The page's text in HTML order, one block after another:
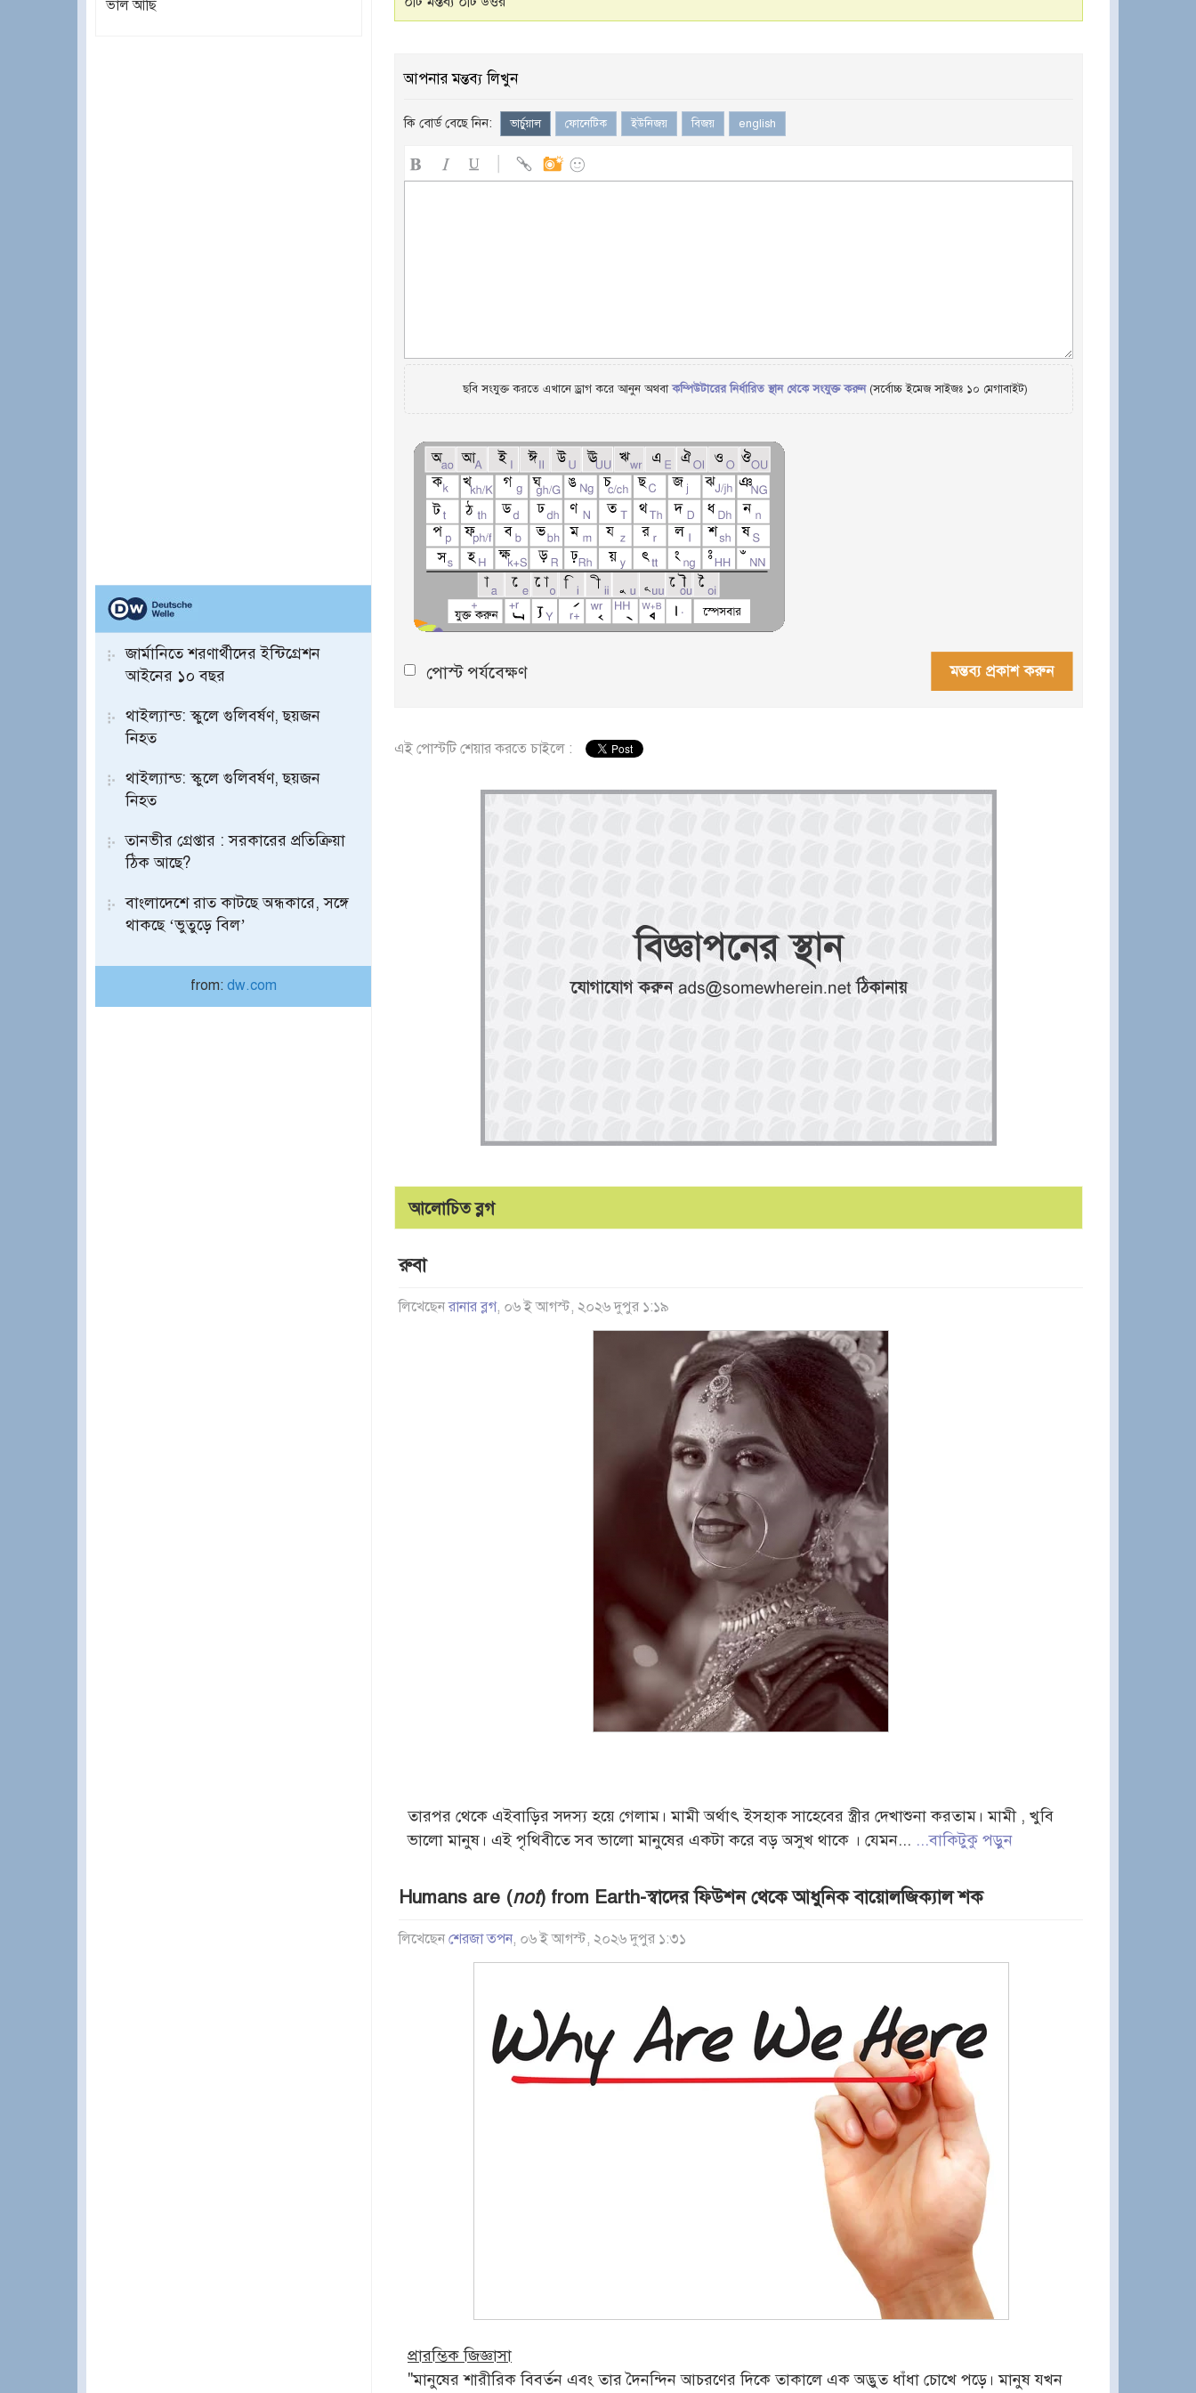
ভাল আছি
জার্মানিতে শরণার্থীদের ইন্টিগ্রেশন
আইনের ১০ বছর
থাইল্যান্ড: স্কুলে গুলিবর্ষণ, ছয়জন
নিহত
থাইল্যান্ড: স্কুলে গুলিবর্ষণ, ছয়জন
নিহত
তানভীর গ্রেপ্তার : সরকারের প্রতিক্রিয়া
ঠিক আছে?
বাংলাদেশে রাত কাটছে অন্ধকারে, সঙ্গে
থাকছে ‘ভুতুড়ে বিল’
from: dw.com
আপনার মন্তব্য লিখুন
কি বোর্ড বেছে নিন: ভার্চুয়াল ফোনেটিক ইউনিজয় বিজয় english
ছবি সংযুক্ত করতে এখানে ড্রাগ করে আনুন অথবাকম্পিউটারের নির্ধারিত স্থান থেকে সংযুক্ত করুন(সর্বোচ্চ ইমেজ সাইজঃ ১০ মেগাবাইট)
পোস্ট পর্যবেক্ষণ
এই পোস্টটি শেয়ার করতে চাইলে :
আলোচিত ব্লগ
রুবা
লিখেছেনরানার ব্লগ, ০৬ ই আগস্ট, ২০২৬ দুপুর ১:১৯
তারপর থেকে এইবাড়ির সদস্য হয়ে গেলাম। মামী অর্থাৎ ইসহাক সাহেবের স্ত্রীর দেখাশুনা করতাম। মামী , খুবি
ভালো মানুষ। এই পৃথিবীতে সব ভালো মানুষের একটা করে বড় অসুখ থাকে । যেমন... ...বাকিটুকু পড়ুন
Humans are (not) from Earth-স্বাদের ফিউশন থেকে আধুনিক বায়োলজিক্যাল শক
লিখেছেন শেরজা তপন, ০৬ ই আগস্ট, ২০২৬ দুপুর ১:৩১
প্রারম্ভিক জিজ্ঞাসা
"মানুষের শারীরিক বিবর্তন এবং তার দৈনন্দিন আচরণের দিকে তাকালে এক অদ্ভুত ধাঁধা চোখে পড়ে। মানুষ যখন